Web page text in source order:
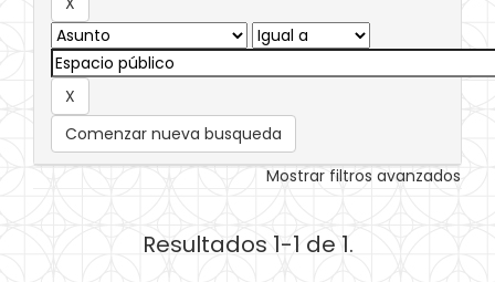
Comenzar nueva busqueda
Mostrar filtros avanzados
Resultados 1-1 de 1.